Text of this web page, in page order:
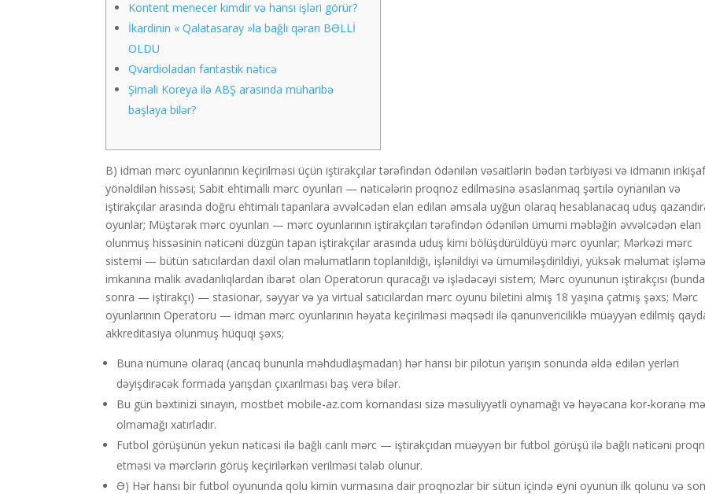
Kontent menecer kimdir və hansı işləri görür?
İkardinin « Qalatasaray »la bağlı qərarı BƏLLİ
OLDU
Qvardioladan fantastik nəticə
Şimali Koreya ilə ABŞ arasında müharibə
başlaya bilər?
B) idman mərc oyunlarının keçirilməsi üçün iştirakçılar tərəfindən ödənilən vəsaitlərin bədən tərbiyəsi və idmanın
yönəldilən hissəsi; Sabit ehtimallı mərc oyunları — nəticələrin proqnoz edilməsinə əsaslanmaq şərtilə oynanılan və
iştirakçılar arasında doğru ehtimalı tapanlara əvvəlcədən elan edilan əmsala uyğun olaraq hesablanacaq uduş
oyunlar; Müştərək mərc oyunları — mərc oyunlarının iştirakçıları tərəfindən ödənilən ümumi məbləğin əvvəlcədən elan
olunmuş hissəsinin nəticəni düzgün tapan iştirakçılar arasında uduş kimi bölüşdürüldüyü mərc oyunlar; Mərkəzi mərc
sistemi — bütün satıcılardan daxil olan məlumatların toplanıldığı, işlənildiyi və ümumiləşdirildiyi, yüksək məlumat işləmə
imkanına malik avadanlıqlardan ibarət olan Operatorun quracağı və işlədəcəyi sistem; Mərc oyununun iştirakçısı
sonra — iştirakçı) — stasionar, səyyar və ya virtual satıcılardan mərc oyunu biletini almış 18 yaşına çatmış şəxs; Mərc
oyunlarının Operatoru — idman mərc oyunlarının həyata keçirilməsi məqsədi ilə qanunvericiliklə müəyyən edilmiş
akkreditasiya olunmuş hüquqi şəxs;
Buna nümunə olaraq (ancaq bununla məhdudlaşmadan) hər hansı bir pilotun yarışın sonunda əldə edilən yerləri
dəyişdirəcək formada yarışdan çıxarılması baş verə bilər.
Bu gün bəxtinizi sınayın, mostbet mobile-az.com komandası sizə məsuliyyətli oynamağı və həyəcana kor-koranə
olmamağı xatırladır.
Futbol görüşünün yekun nəticəsi ilə bağlı canlı mərc — iştirakçıdan müəyyən bir futbol görüşü ilə bağlı nəticəni
etməsi və mərclərin görüş keçirilərkən verilməsi tələb olunur.
Ə) Hər hansı bir futbol oyununda qolu kimin vurmasına dair proqnozlar bir sütun içində eyni oyunun ilk qolunu və son